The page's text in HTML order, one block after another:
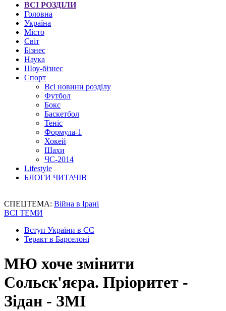
ВСІ РОЗДІЛИ
Головна
Україна
Місто
Світ
Бізнес
Наука
Шоу-бізнес
Спорт
Всі новини розділу
Футбол
Бокс
Баскетбол
Теніс
Формула-1
Хокей
Шахи
ЧС-2014
Lifestyle
БЛОГИ ЧИТАЧІВ
СПЕЦТЕМА: Війна в Ірані
ВСІ ТЕМИ
Вступ України в ЄС
Теракт в Барселоні
МЮ хоче змінити
Сольск'яєра. Пріоритет -
Зідан - ЗМІ